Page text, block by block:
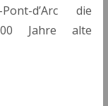
d’Arc die
Jahre alte